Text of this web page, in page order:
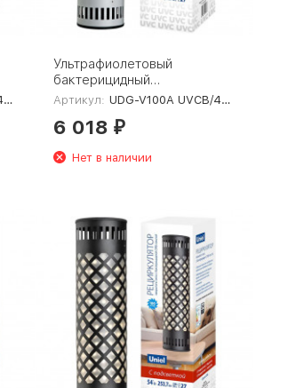
Ультрафиолетовый
бактерицидный
рециркулятор Uniel UDG-
Steel UL-00007822
Артикул: UDG-V100A UVCB/4000K D01 Steel
6 018 ₽
Нет в наличии